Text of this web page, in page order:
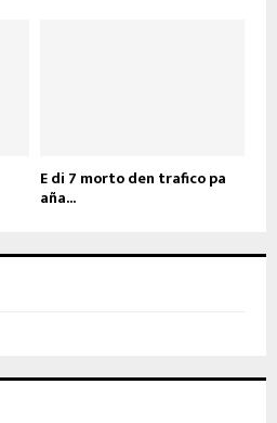
E di 7 morto den trafico pa
aña...